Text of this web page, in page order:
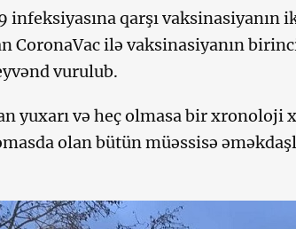
infeksiyasına qarşı
CoronaVac ilə vaksinasiyanın
vurulub.
yuxarı və heç olmasa bir xronoloji
olan bütün müəssisə